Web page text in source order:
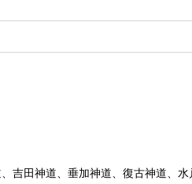
吉田神道、垂加神道、復古神道、